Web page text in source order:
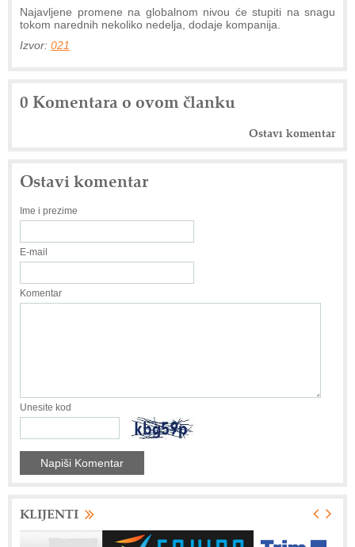
Najavljene promene na globalnom nivou će stupiti na snagu
tokom narednih nekoliko nedelja, dodaje kompanija.
Izvor: 021
0 Komentara o ovom članku
Ostavi komentar
Ostavi komentar
Ime i prezime
E-mail
Komentar
Unesite kod
KLIJENTI